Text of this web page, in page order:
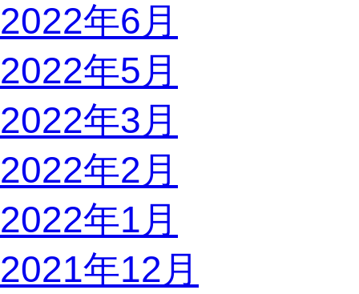
2022年6月
2022年5月
2022年3月
2022年2月
2022年1月
2021年12月